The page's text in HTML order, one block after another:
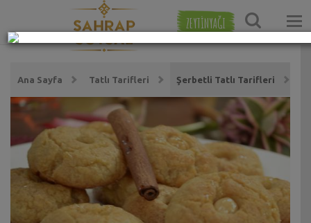
ZEYTİNYAĞI
Ana Sayfa Tatlı Tarifleri Şerbetli Tatlı Tarifleri